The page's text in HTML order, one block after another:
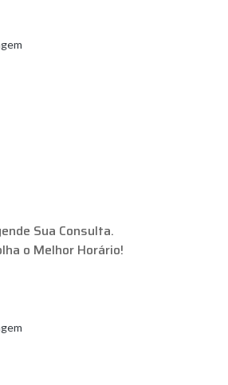
Sua Consulta.
o Melhor Horário!